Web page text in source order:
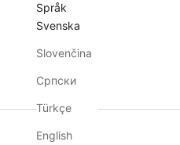
Språk
Svenska
Slovenčina
Српски
Türkçe
English